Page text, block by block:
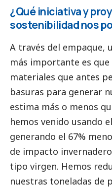
¿Qué iniciativa y
sostenibilidad nos
A través del empaque,
más importante es
materiales que antes
basuras para generar
estima más o menos
hemos venido usando
generando el 67%
de impacto
tipo virgen. Hemos
nuestras toneladas de